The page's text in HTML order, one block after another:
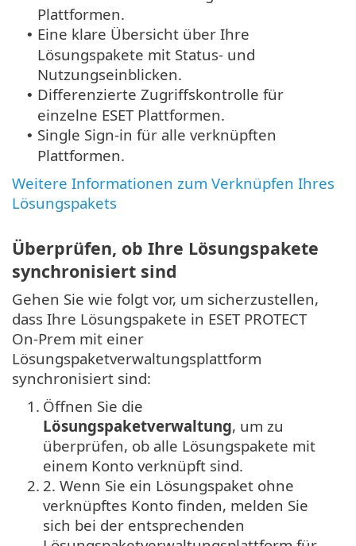
Plattformen.
• Eine klare Übersicht über Ihre
Lösungspakete mit Status- und
Nutzungseinblicken.
• Differenzierte Zugriffskontrolle für
einzelne ESET Plattformen.
• Single Sign-in für alle verknüpften
Plattformen.
Weitere Informationen zum Verknüpfen Ihres
Lösungspakets
Überprüfen, ob Ihre Lösungspakete
synchronisiert sind
Gehen Sie wie folgt vor, um sicherzustellen,
dass Ihre Lösungspakete in ESET PROTECT
On-Prem mit einer
Lösungspaketverwaltungsplattform
synchronisiert sind:
1. Öffnen Sie die
Lösungspaketverwaltung, um zu
überprüfen, ob alle Lösungspakete mit
einem Konto verknüpft sind.
2. 2. Wenn Sie ein Lösungspaket ohne
verknüpftes Konto finden, melden Sie
sich bei der entsprechenden